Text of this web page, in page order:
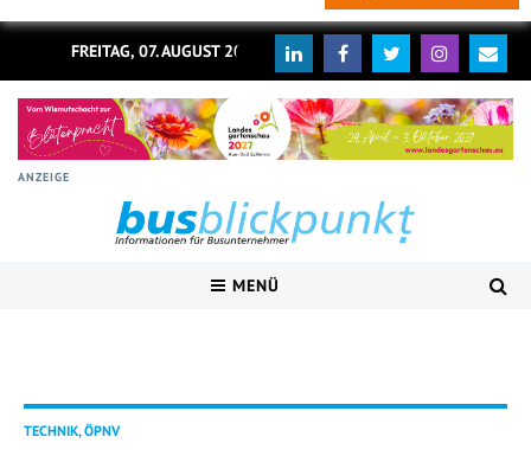
FREITAG, 07. AUGUST 2026
ANZEIGE
MENÜ
TECHNIK, ÖPNV